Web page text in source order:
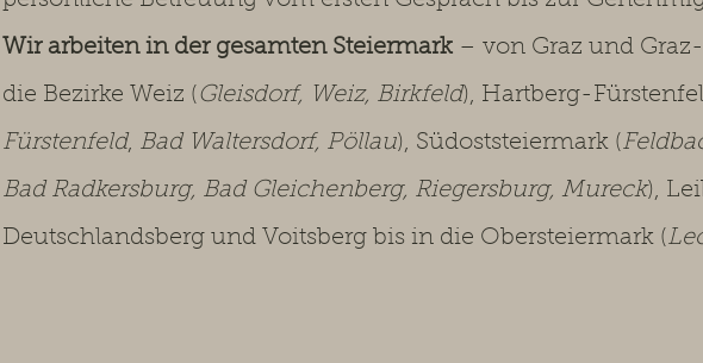
Wir arbeiten in der gesamten Steiermark – von Graz und
die Bezirke Weiz ( Gleisdorf, Weiz, Birkfeld), Hartberg-
Fürstenfeld, Bad Waltersdorf, Pöllau), Südoststeiermark (
Bad Radkersburg, Bad Gleichenberg, Riegersburg, Mureck),
Deutschlandsberg und Voitsberg bis in die Obersteiermark (